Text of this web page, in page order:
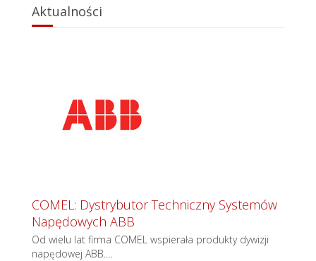
Aktualności
COMEL: Dystrybutor Techniczny Systemów
Napędowych ABB
Od wielu lat firma COMEL wspierała produkty dywizji
napędowej ABB.